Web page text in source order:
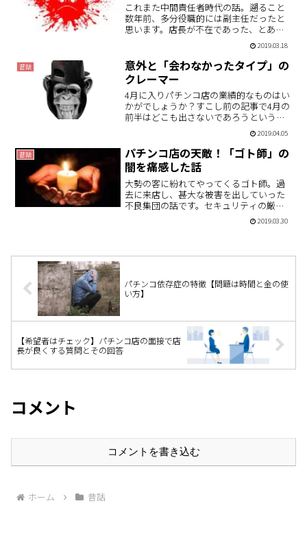
これまた中間責任者時代の話。遡ること
数年前、多分役職的には副主任だったと
思います。店長が不在であった、とある
日常で起こったトラブルについて書いて
いきます。パチンコ店は大体朝9時～10時
に開店というのが通常の営業です。今は
射幸心を煽る行為とし…
2019.03.18
昔話
意外と「会わなかったタイプ」の
クレーマー
4月に入りパチンコ店の業績的なものはい
かがでしょうか？すこし前の記事で4月の
前半はどこも出さないであろうという推
測をしたのですが、あながち間違ってな
さなそうな感じです。スタートから出玉
アピールしている店は近隣にはなさそう
なので、やはり中～下…
2019.04.05
昔話
パチンコ店の天敵！「ゴト師」の
闇を痛感した話
大勢の客に紛れてやってくるゴト師。過
去に来店し、甚大な被害を出していった
不良集団の話です。セキュリティの厳重
なパチンコ店から不正に出玉を獲得して
いった鮮やかな手口を書いています。ヤ
2019.03.30
パチンコ依存症の特徴【問題は時間と金の使
い方】
【希望者はチェック】パチンコ店の面接で店
長が良くする質問とその回答
コメント
コメントを書き込む
ホーム 昔話